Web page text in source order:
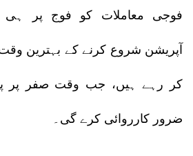
فوجی معاملات کو فوج پر ہی
آپریشن شروع کرنے کے بہترین وقت
کر رہے ہیں، جب وقت صفر پر
ضرور کارروائی کرے گی۔